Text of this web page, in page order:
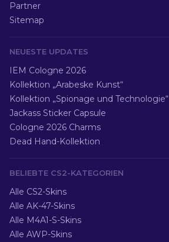
Partner
Sitemap
NEUESTE UPDATES
IEM Cologne 2026
Kollektion „Arabeske Kunst“
Kollektion „Spionage und Technologie“
Jackass Sticker Capsule
Cologne 2026 Charms
Dead Hand-Kollektion
BELIEBTE CS2-KATEGORIEN
Alle CS2-Skins
Alle AK-47-Skins
Alle M4A1-S-Skins
Alle AWP-Skins